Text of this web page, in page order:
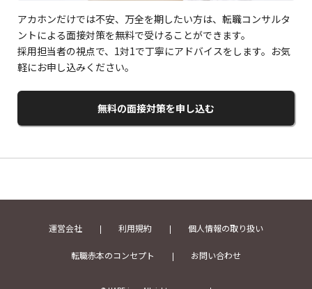
アカホンだけでは不安、万全を期したい方は、転職コンサルタ
ントによる面接対策を無料で受けることができます。
採用担当者の視点で、1対1で丁寧にアドバイスをします。お気
軽にお申し込みください。
無料の面接対策を申し込む
運営会社 利用規約 個人情報の取り扱い
転職赤本のコンセプト お問い合わせ